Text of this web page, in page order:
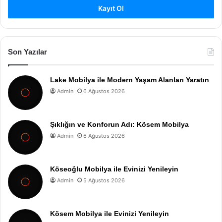
Kayıt Ol
Son Yazılar
Lake Mobilya ile Modern Yaşam Alanları Yaratın
Admin 6 Ağustos 2026
Şıklığın ve Konforun Adı: Kösem Mobilya
Admin 6 Ağustos 2026
Köseoğlu Mobilya ile Evinizi Yenileyin
Admin 5 Ağustos 2026
Kösem Mobilya ile Evinizi Yenileyin